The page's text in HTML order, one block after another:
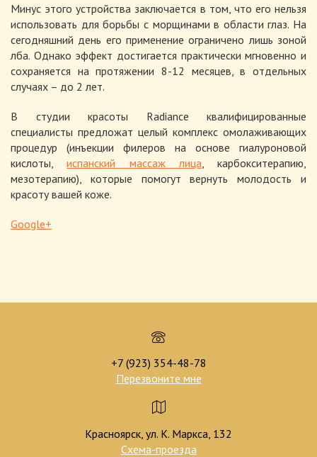
Минус этого устройства заключается в том, что его нельзя
использовать для борьбы с морщинами в области глаз. На
сегодняшний день его применение ограничено лишь зоной
лба. Однако эффект достигается практически мгновенно и
сохраняется на протяжении 8-12 месяцев, в отдельных
случаях – до 2 лет.
В студии красоты Radiance квалифицированные
специалисты предложат целый комплекс омолаживающих
процедур (инъекции филеров на основе гиалуроновой
кислоты,испанский массаж лица , карбокситерапию,
мезотерапию), которые помогут вернуть молодость и
красоту вашей коже.
Google+
+7 (923) 354-48-78
Перезвоните мне
Красноярск, ул. К. Маркса, 132
Схема-проезда